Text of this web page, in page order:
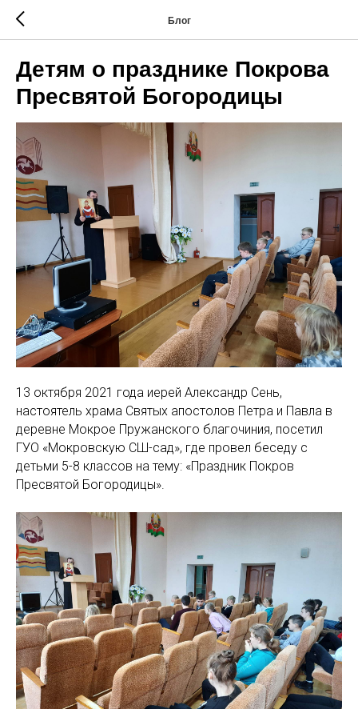
Блог
Детям о празднике Покрова
Пресвятой Богородицы
13 октября 2021 года иерей Александр Сень,
настоятель храма Святых апостолов Петра и Павла в
деревне Мокрое Пружанского благочиния, посетил
ГУО «Мокровскую СШ-сад», где провел беседу с
детьми 5-8 классов на тему: «Праздник Покров
Пресвятой Богородицы».